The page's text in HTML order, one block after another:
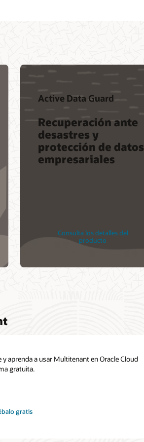
Active Data Guard
Recuperación ante
desastres y
protección de datos
empresariales
Consulta los detalles del
producto
y aprenda a usar Multitenant en Oracle Cloud
gratuita.
gratis